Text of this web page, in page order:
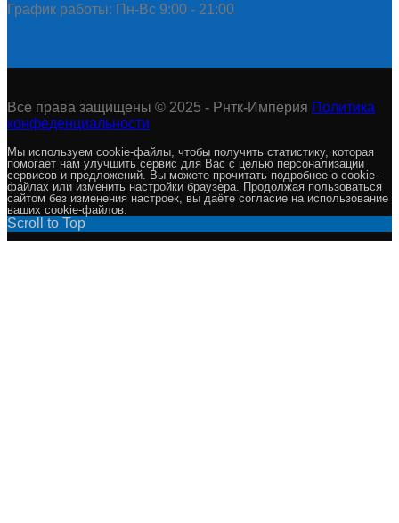
График работы: Пн-Вс 9:00 - 21:00
Все права защищены © 2025 - Рнтк-Империя Политика
конфеденциальности
Мы используем cookie-файлы, чтобы получить статистику, которая
помогает нам улучшить сервис для Вас с целью персонализации
сервисов и предложений. Вы можете прочитать подробнее о cookie-
файлах или изменить настройки браузера. Продолжая пользоваться
сайтом без изменения настроек, вы даёте согласие на использование
ваших cookie-файлов.
Scroll to Top